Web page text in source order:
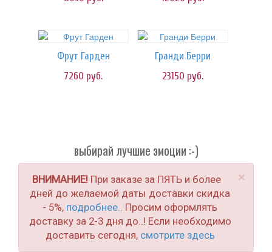
Фрут Гарден
7260 руб.
Гранди Берри
23150 руб.
выбирай лучшие эмоции :-)
×
ВНИМАНИЕ! При заказе за ПЯТЬ и более
дней до желаемой даты доставки скидка
- 5%, подробнее.. Просим оформлять
доставку за 2-3 дня до..! Если необходимо
доставить сегодня, смотрите здесь